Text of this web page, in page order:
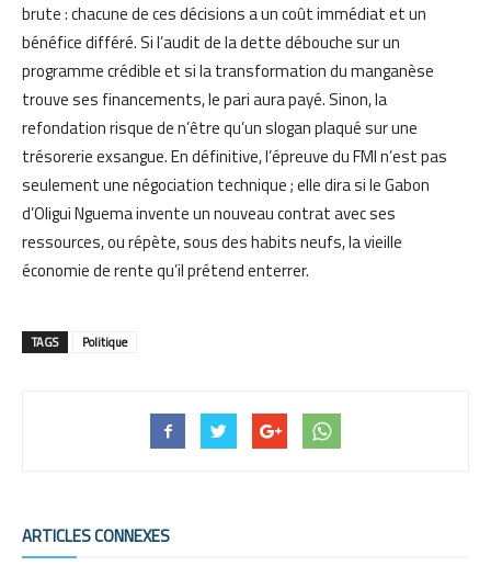
brute : chacune de ces décisions a un coût immédiat et un
bénéfice différé. Si l’audit de la dette débouche sur un
programme crédible et si la transformation du manganèse
trouve ses financements, le pari aura payé. Sinon, la
refondation risque de n’être qu’un slogan plaqué sur une
trésorerie exsangue. En définitive, l’épreuve du FMI n’est pas
seulement une négociation technique ; elle dira si le Gabon
d’Oligui Nguema invente un nouveau contrat avec ses
ressources, ou répète, sous des habits neufs, la vieille
économie de rente qu’il prétend enterrer.
TAGS Politique
ARTICLES CONNEXES